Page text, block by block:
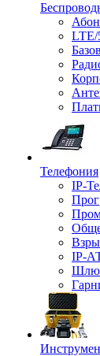
LTE/
Телефония
IP-
IP-